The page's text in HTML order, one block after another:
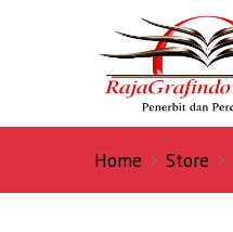
Home Store